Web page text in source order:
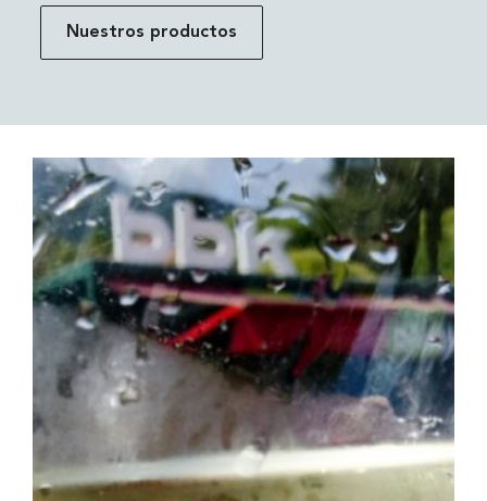
Nuestros productos